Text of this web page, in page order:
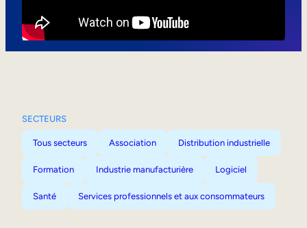
SECTEURS
Tous secteurs Association Distribution industrielle
Formation Industrie manufacturière Logiciel
Santé Services professionnels et aux consommateurs